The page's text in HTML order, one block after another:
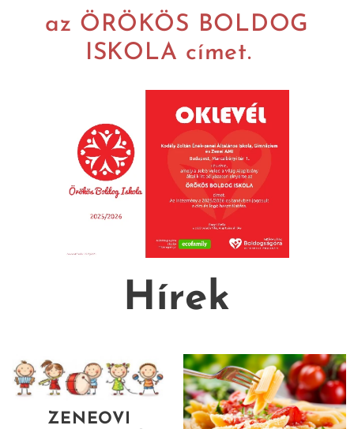
az ÖRÖKÖS BOLDOG
ISKOLA címet.
Hírek
ZENEOVI